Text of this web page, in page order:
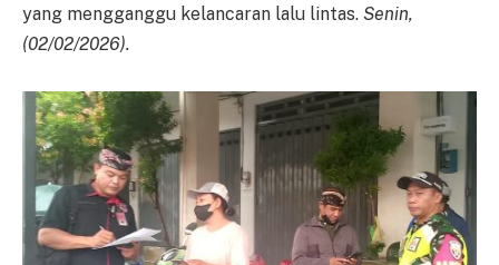
yang mengganggu kelancaran lalu lintas. Senin,
(02/02/2026).